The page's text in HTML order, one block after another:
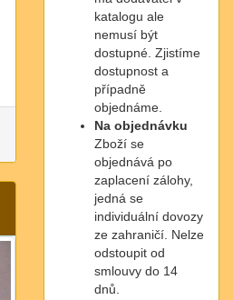
katalogu ale
nemusí být
dostupné. Zjistíme
dostupnost a
případně
objednáme.
Na objednávku
Zboží se
objednává po
zaplacení zálohy,
jedná se
individuální dovozy
ze zahraničí. Nelze
odstoupit od
smlouvy do 14
dnů.